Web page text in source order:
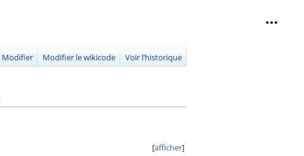
Outils
replié
Modifier Modifier le wikicode Voir l’historique
afficher